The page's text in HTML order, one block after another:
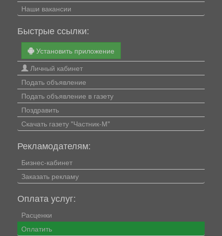
Наши вакансии
Быстрые ссылки:
Установить приложение
Личный кабинет
Подать объявление
Подать объявление в газету
Поздравить
Скачать газету "Частник-М"
Рекламодателям:
Бизнес-кабинет
Заказать рекламу
Оплата услуг:
Расценки
Оплатить